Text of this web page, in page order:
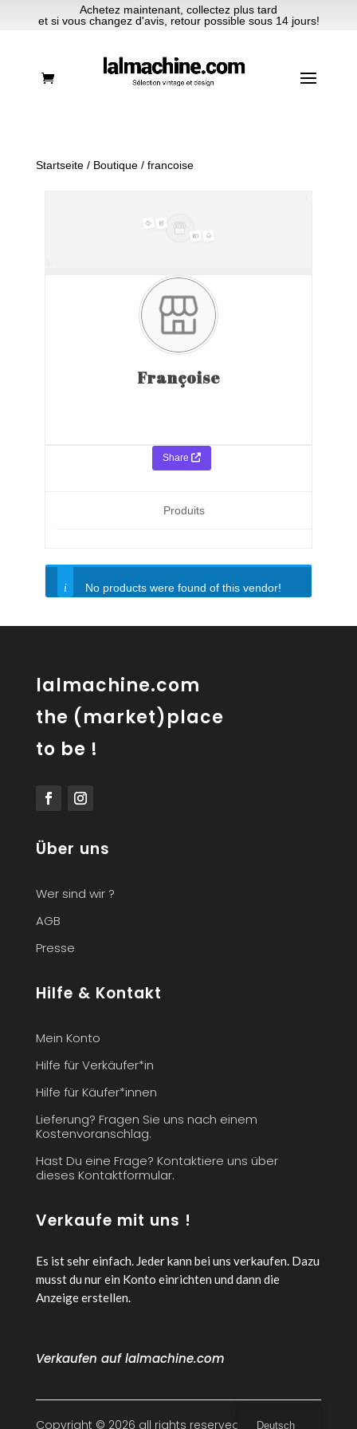
Achetez maintenant, collectez plus tard
et si vous changez d'avis, retour possible sous 14 jours!
Startseite/ Boutique/ francoise
Françoise
Share
Produits
No products were found of this vendor!
lalmachine.com
the (market)place
to be !
Über uns
Wer sind wir ?
AGB
Presse
Hilfe & Kontakt
Mein Konto
Hilfe für Verkäufer*in
Hilfe für Käufer*innen
Lieferung? Fragen Sie uns nach einem
Kostenvoranschlag.
Hast Du eine Frage? Kontaktiere uns über
dieses Kontaktformular.
Verkaufe mit uns !
Es ist sehr einfach. Jeder kann bei uns verkaufen. Dazu
musst du nur ein Konto einrichten und dann die
Anzeige erstellen.
Verkaufen auf lalmachine.com
Copyright © 2026 all rights reserved Deutsch